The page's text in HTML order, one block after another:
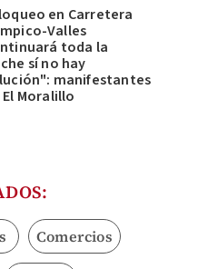
en Carretera
Valles
toda la
sí no hay
manifestantes
El Moralillo
Comercios